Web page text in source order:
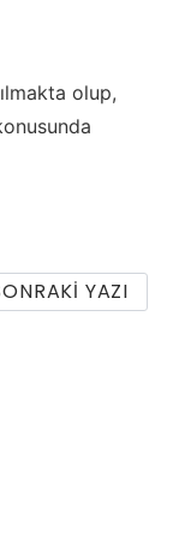
olup,
YAZI